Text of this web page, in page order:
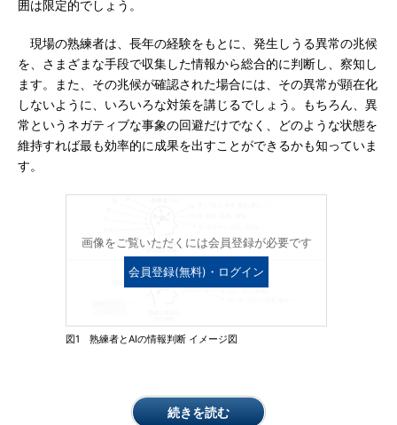
囲は限定的でしょう。
現場の熟練者は、長年の経験をもとに、発生しうる異常の兆候
を、さまざまな手段で収集した情報から総合的に判断し、察知し
ます。また、その兆候が確認された場合には、その異常が顕在化
しないように、いろいろな対策を講じるでしょう。もちろん、異
常というネガティブな事象の回避だけでなく、どのような状態を
維持すれば最も効率的に成果を出すことができるかも知っていま
す。
画像をご覧いただくには会員登録が必要です
会員登録(無料)・ログイン
図1 熟練者とAIの情報判断 イメージ図
続きを読む